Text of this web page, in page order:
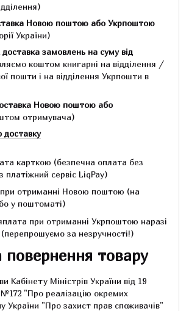
Новою поштою або Укрпоштою
України)
замовлень на суму від
коштом книгарні на відділення /
пошти і на відділення Укрпошти в
Новою поштою або
отримувача)
доставку
карткою (безпечна оплата без
платіжний сервіс LiqPay)
при отриманні Новою поштою (на
у поштоматі)
при отриманні Укрпоштою наразі
за незручності!)
повернення товару
Кабінету Міністрів України від 19
№172 "Про реалізацію окремих
України "Про захист прав споживачів"